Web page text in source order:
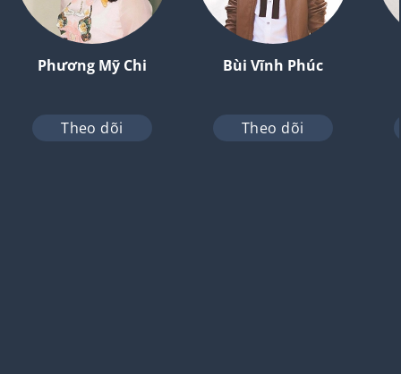
Phương Mỹ Chi
Theo dõi
Bùi Vĩnh Phúc
Theo dõi